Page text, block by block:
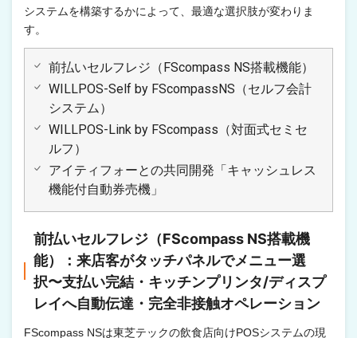
システムを構築するかによって、最適な選択肢が変わりま
す。
前払いセルフレジ（FScompass NS搭載機能）
WILLPOS-Self by FScompassNS（セルフ会計
システム）
WILLPOS-Link by FScompass（対面式セミセ
ルフ）
アイティフォーとの共同開発「キャッシュレス
機能付自動券売機」
前払いセルフレジ（FScompass NS搭載機
能）：来店客がタッチパネルでメニュー選
択〜支払い完結・キッチンプリンタ/ディスプ
レイへ自動伝達・完全非接触オペレーション
FScompass NSは東芝テックの飲食店向けPOSシステムの現